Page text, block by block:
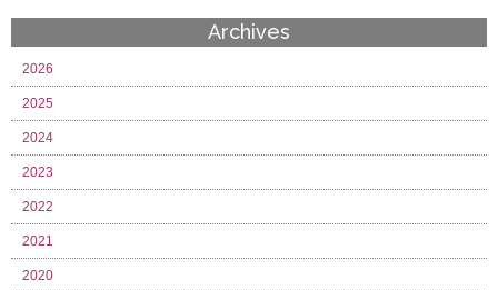
Archives
2026
2025
2024
2023
2022
2021
2020